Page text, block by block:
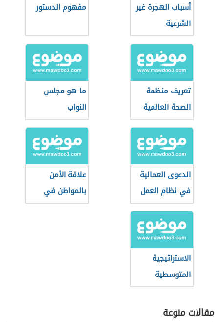
أسباب الهجرة غير
الشرعية
مفهوم الدستور
تعريف منظمة
الصحة العالمية
ما هو مجلس
النواب
الدعوى العمالية
في نظام العمل
السعودي
علاقة الأمن
بالمواطن في
بعدها الاجتماعي
الاستراتيجية
المتوسطية
للتنمية
المستدامة
مقالات منوعة